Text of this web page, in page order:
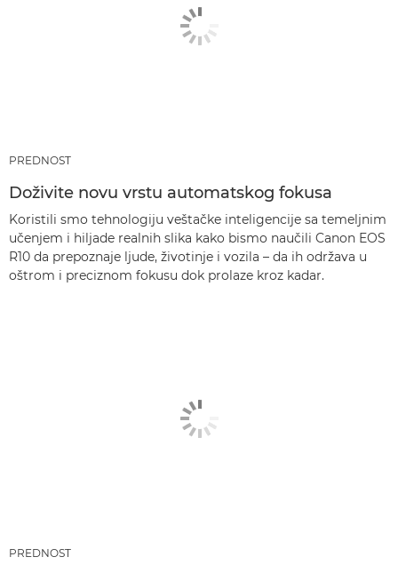
PREDNOST
Doživite novu vrstu automatskog fokusa
Koristili smo tehnologiju veštačke inteligencije sa temeljnim
učenjem i hiljade realnih slika kako bismo naučili Canon EOS
R10 da prepoznaje ljude, životinje i vozila – da ih održava u
oštrom i preciznom fokusu dok prolaze kroz kadar.
PREDNOST